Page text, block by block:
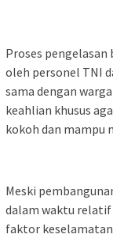
Proses
oleh personel TNI
sama dengan
keahlian khusus
kokoh dan mampu
Meski
dalam waktu
faktor